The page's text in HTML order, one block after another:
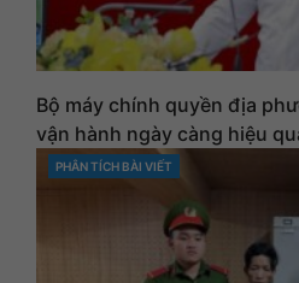
Bộ máy chính quyền địa
vận hành ngày càng hiệu
CATEGORIES
PHÂN TÍCH BÀI VIẾT